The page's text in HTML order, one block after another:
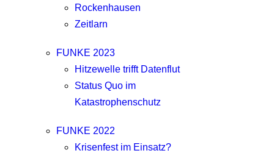
Rockenhausen
Zeitlarn
FUNKE 2023
Hitzewelle trifft Datenflut
Status Quo im
Katastrophenschutz
FUNKE 2022
Krisenfest im Einsatz?